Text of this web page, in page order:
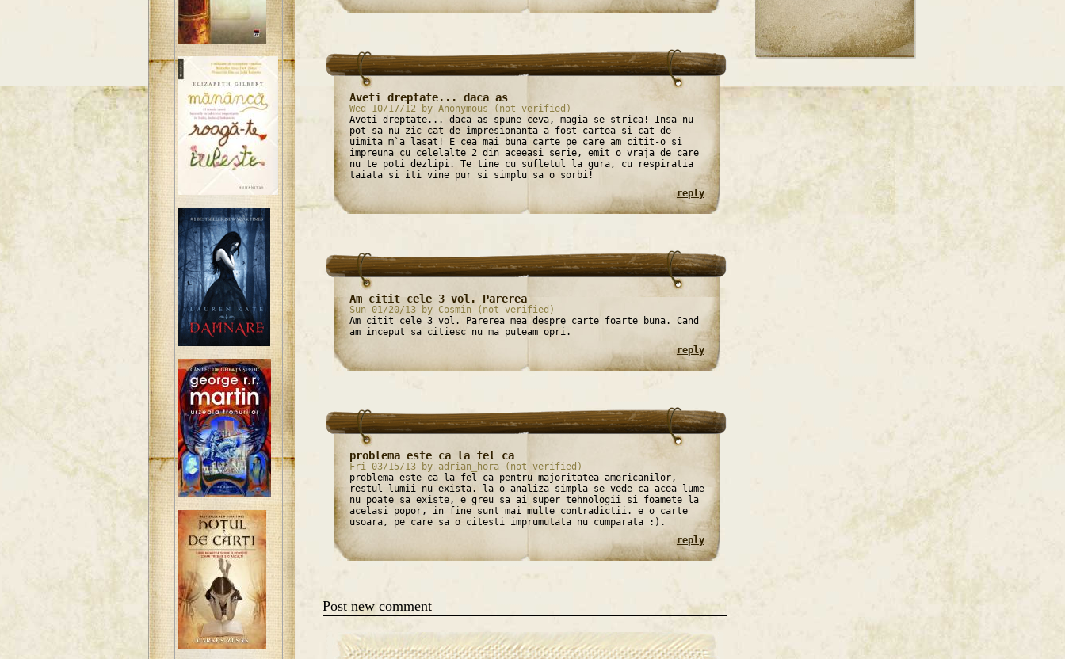
Aveti dreptate... daca as
Wed 10/17/12 by Anonymous (not verified)
Aveti dreptate... daca as spune ceva, magia se strica! Insa nu
pot sa nu zic cat de impresionanta a fost cartea si cat de
uimita m`a lasat! E cea mai buna carte pe care am citit-o si
impreuna cu celelalte 2 din aceeasi serie, emit o vraja de care
nu te poti dezlipi. Te tine cu sufletul la gura, cu respiratia
taiata si iti vine pur si simplu sa o sorbi!
reply
Am citit cele 3 vol. Parerea
Sun 01/20/13 by Cosmin (not verified)
Am citit cele 3 vol. Parerea mea despre carte foarte buna. Cand
am inceput sa citiesc nu ma puteam opri.
reply
problema este ca la fel ca
Fri 03/15/13 by adrian_hora (not verified)
problema este ca la fel ca pentru majoritatea americanilor,
restul lumii nu exista. la o analiza simpla se vede ca acea lume
nu poate sa existe, e greu sa ai super tehnologii si foamete la
acelasi popor, in fine sunt mai multe contradictii. e o carte
usoara, pe care sa o citesti imprumutata nu cumparata :).
reply
Post new comment